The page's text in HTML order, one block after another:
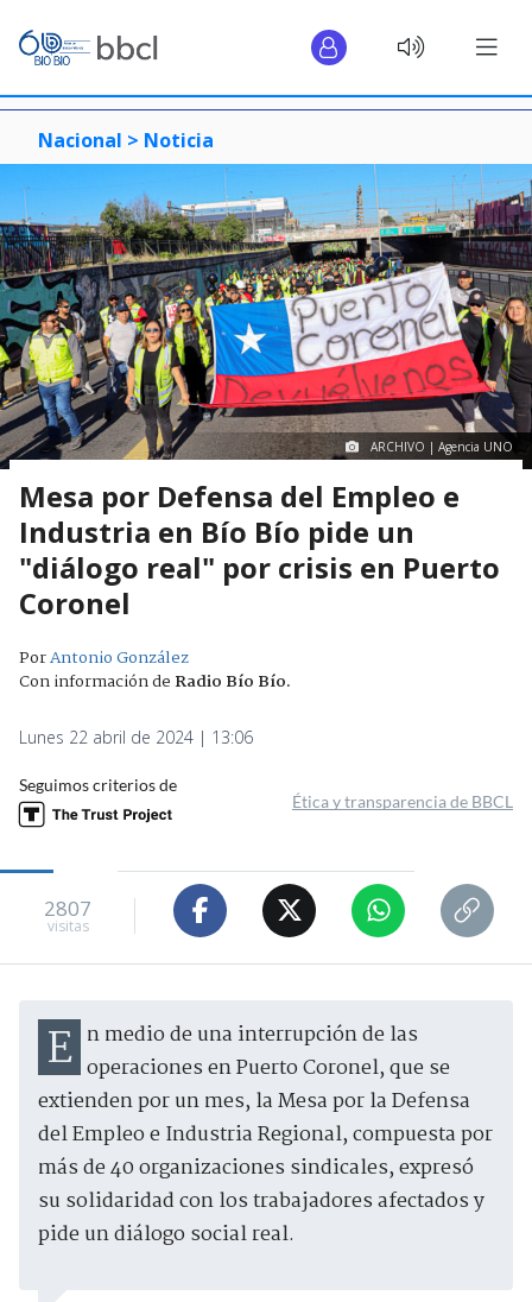
Nacional > Noticia
ARCHIVO | Agencia UNO
Mesa por Defensa del Empleo e
Industria en Bío Bío pide un
"diálogo real" por crisis en Puerto
Coronel
PorAntonio González
Con información deRadio Bío Bío.
Lunes 22 abril de 2024 | 13:06
Seguimos criterios de
Ética y transparencia de BBCL
2807
visitas
En medio de una interrupción de las operaciones en Puerto Coronel, que se
extienden por un mes, la Mesa por la Defensa
del Empleo e Industria Regional, compuesta por
más de 40 organizaciones sindicales, expresó
su solidaridad con los trabajadores afectados y
pide un diálogo social real.